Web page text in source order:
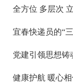
全方位 多层次
宜春快递员的“
党建引领思想
健康护航 暖心